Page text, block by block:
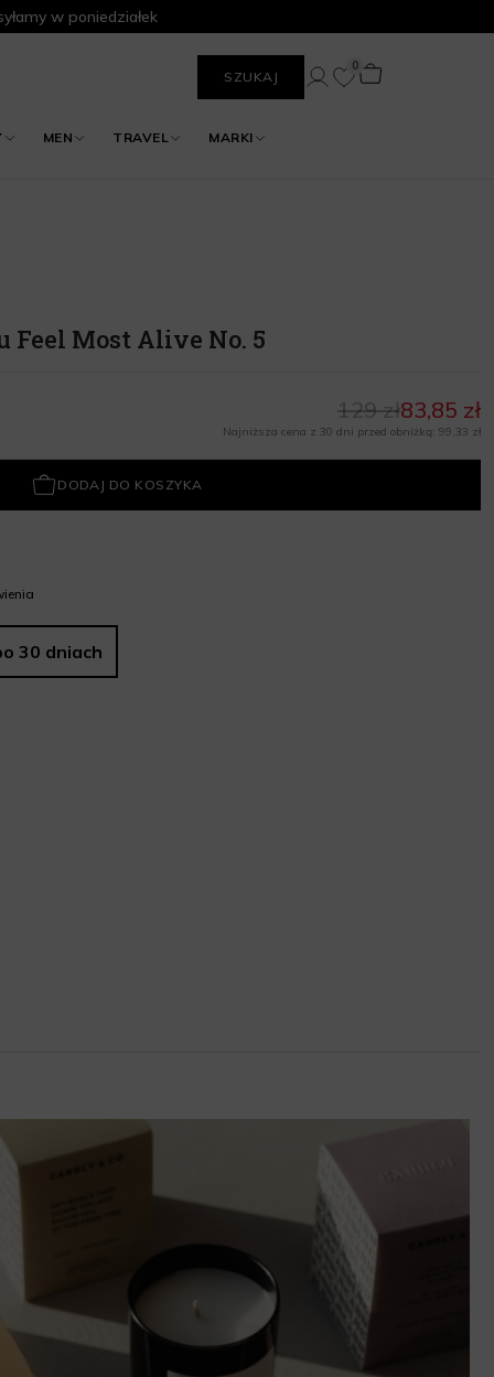
w poniedziałek
SZUKAJ
MEN TRAVEL MARKI
0
Feel Most Alive No. 5
83,85 zł
129 zł
Najniższa cena z 30 dni przed obniżką: 99,33 zł
DODAJ DO KOSZYKA
30 dniach